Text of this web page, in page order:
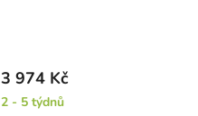
3 974 Kč
2 - 5 týdnů